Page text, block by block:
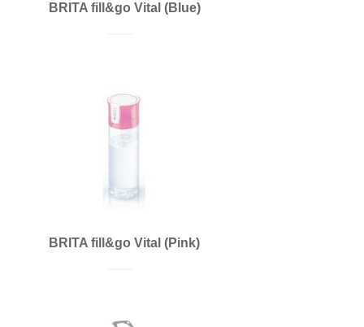
BRITA fill&go Vital (Blue)
BRITA fill&go Vital (Pink)